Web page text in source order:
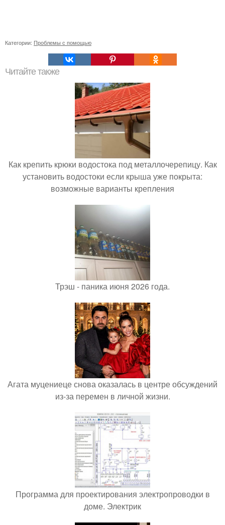
Категории: Проблемы с помощью
Читайте также
Как крепить крюки водостока под металлочерепицу. Как
установить водостоки если крыша уже покрыта:
возможные варианты крепления
Трэш - паника июня 2026 года.
Агата муцениеце снова оказалась в центре обсуждений
из-за перемен в личной жизни.
Программа для проектирования электропроводки в
доме. Электрик